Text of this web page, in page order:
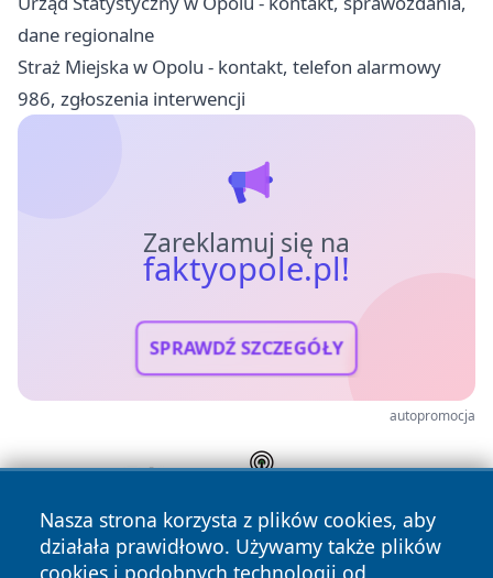
dane regionalne
Straż Miejska w Opolu - kontakt, telefon alarmowy
986, zgłoszenia interwencji
Zareklamuj się na
faktyopole.pl!
SPRAWDŹ SZCZEGÓŁY
autopromocja
Nasza strona korzysta z plików cookies, aby
działała prawidłowo. Używamy także plików
cookies i podobnych technologii od